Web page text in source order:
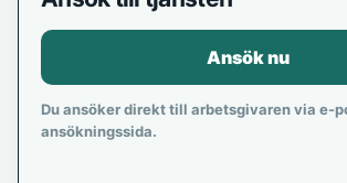
Ansök nu
Du ansöker direkt till arbetsgivaren via e-
ansökningssida.